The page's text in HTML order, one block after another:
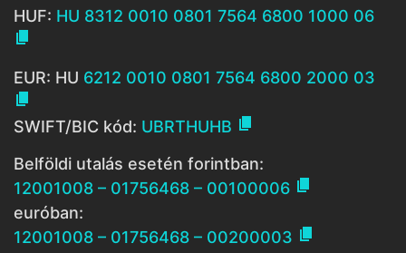
HUF: HU 8312 0010 0801 7564 6800 1000 06

EUR: HU 6212 0010 0801 7564 6800 2000 03

SWIFT/BIC kód: UBRTHUHB 
Belföldi utalás esetén forintban:
12001008 – 01756468 – 00100006 
euróban:
12001008 – 01756468 – 00200003 